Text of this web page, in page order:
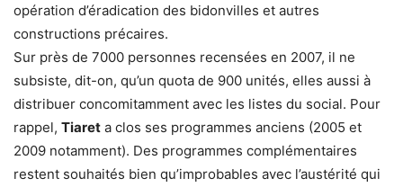
opération d’éradication des bidonvilles et autres
constructions précaires.
Sur près de 7000 personnes recensées en 2007, il ne
subsiste, dit-on, qu’un quota de 900 unités, elles aussi à
distribuer concomitamment avec les listes du social. Pour
rappel, Tiaret a clos ses programmes anciens (2005 et
2009 notamment). Des programmes complémentaires
restent souhaités bien qu’improbables avec l’austérité qui